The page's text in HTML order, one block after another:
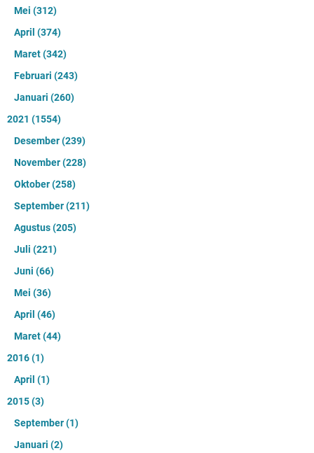
Mei (312)
April (374)
Maret(342)
Februari (243)
Januari (260)
2021 (1554)
Desember(239)
November(228)
Oktober(258)
September(211)
Agustus(205)
Juli (221)
Juni (66)
Mei (36)
April (46)
Maret(44)
2016(1)
April (1)
2015(3)
September(1)
Januari (2)